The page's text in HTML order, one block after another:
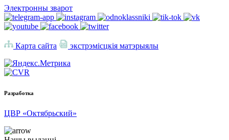
Электронны зварот
Карта сайта экстрэмісцкія матэрыялы
Разработка
ЦВР «Октябрьский»